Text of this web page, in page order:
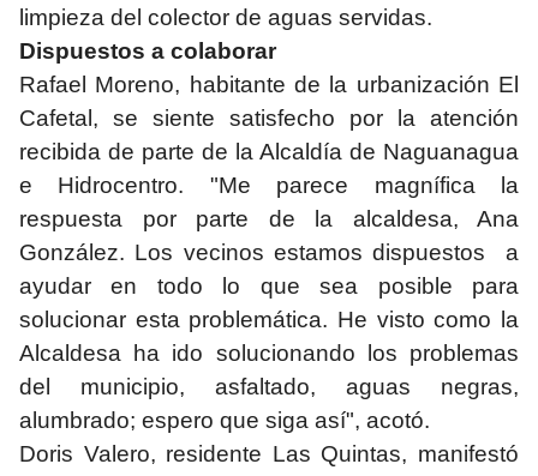
limpieza del colector de aguas servidas.
Dispuestos a colaborar
Rafael Moreno, habitante de la urbanización El
Cafetal, se siente satisfecho por la atención
recibida de parte de la Alcaldía de Naguanagua
e Hidrocentro. "Me parece magnífica la
respuesta por parte de la alcaldesa, Ana
González. Los vecinos estamos dispuestos a
ayudar en todo lo que sea posible para
solucionar esta problemática. He visto como la
Alcaldesa ha ido solucionando los problemas
del municipio, asfaltado, aguas negras,
alumbrado; espero que siga así", acotó.
Doris Valero, residente Las Quintas, manifestó